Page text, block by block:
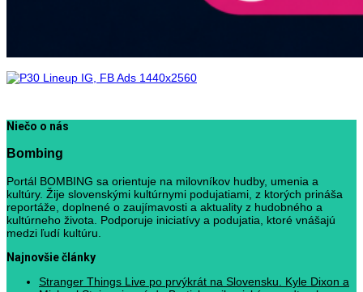
Niečo o nás
Bombing
Portál BOMBING sa orientuje na milovníkov hudby, umenia a
kultúry. Žije slovenskými kultúrnymi podujatiami, z ktorých prináša
reportáže, doplnené o zaujímavosti a aktuality z hudobného a
kultúrneho života. Podporuje iniciatívy a podujatia, ktoré vnášajú
medzi ľudí kultúru.
Najnovšie články
Stranger Things Live po prvýkrát na Slovensku. Kyle Dixon a